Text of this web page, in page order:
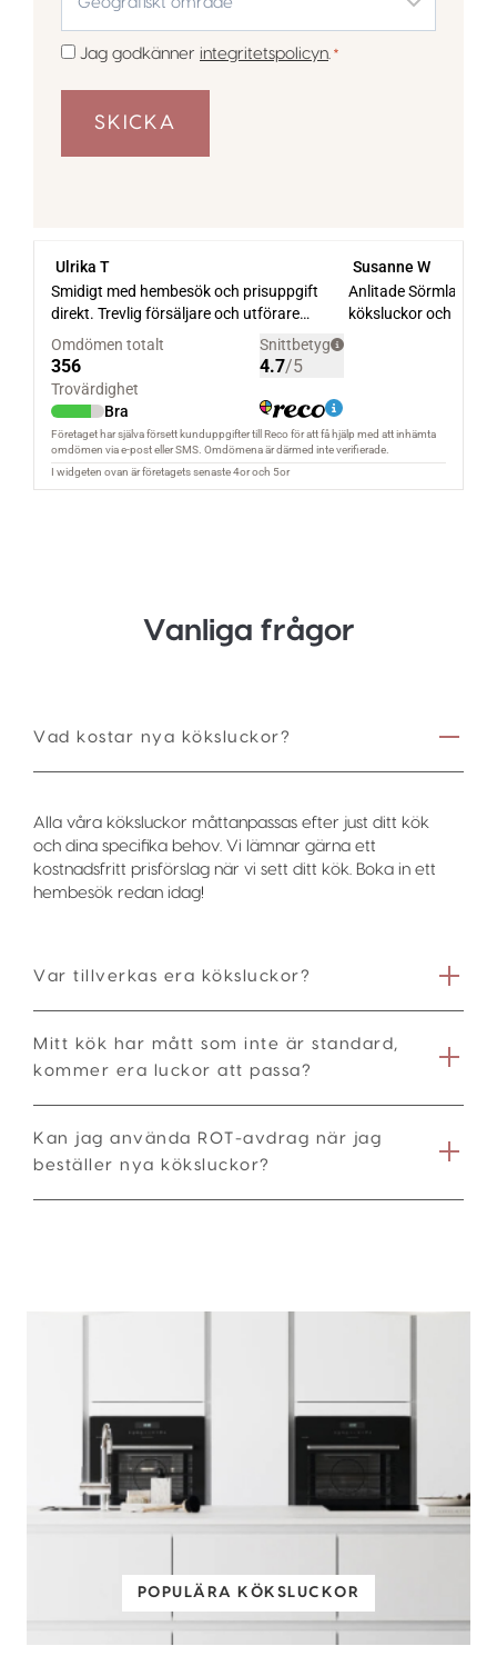
område
*
Samtycke
Jag godkänner integritetspolicyn. *
Vanliga frågor
Vad kostar nya köksluckor?
Alla våra köksluckor måttanpassas efter just ditt kök
och dina specifika behov. Vi lämnar gärna ett
kostnadsfritt prisförslag när vi sett ditt kök. Boka in ett
hembesök redan idag!
Var tillverkas era köksluckor?
Mitt kök har mått som inte är standard,
kommer era luckor att passa?
Kan jag använda ROT-avdrag när jag
beställer nya köksluckor?
POPULÄRA KÖKSLUCKOR